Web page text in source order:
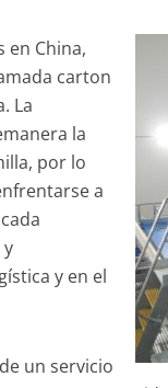
en China,
carton
La
la
por lo
a
y en el
un servicio